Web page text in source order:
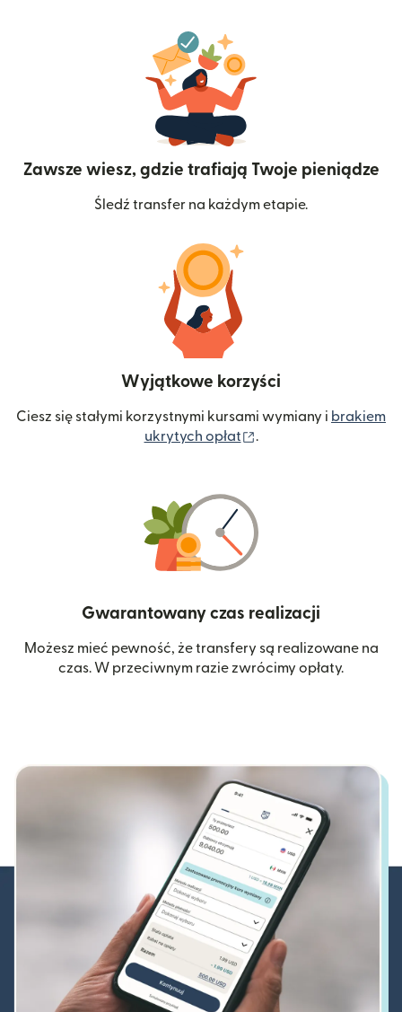
Zawsze wiesz, gdzie trafiają Twoje pieniądze
Śledź transfer na każdym etapie.
Wyjątkowe korzyści
Ciesz się stałymi korzystnymi kursami wymiany i brakiem
ukrytych opłat
.
Gwarantowany czas realizacji
Możesz mieć pewność, że transfery są realizowane na
czas. W przeciwnym razie zwrócimy opłaty.